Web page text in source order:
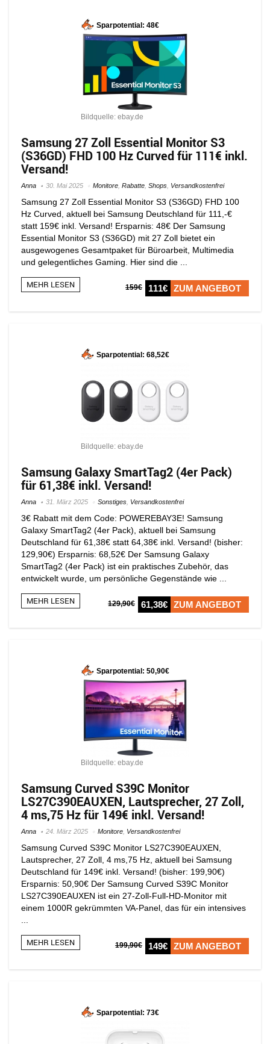
Sparpotential: 48€
Bildquelle: ebay.de
Samsung 27 Zoll Essential Monitor S3
(S36GD) FHD 100 Hz Curved für 111€ inkl.
Versand!
Anna 30. Mai 2025 Monitore Rabatte Shops Versandkostenfrei
Samsung 27 Zoll Essential Monitor S3 (S36GD) FHD 100
Hz Curved, aktuell bei Samsung Deutschland für 111,-€
statt 159€ inkl. Versand! Ersparnis: 48€ Der Samsung
Essential Monitor S3 (S36GD) mit 27 Zoll bietet ein
ausgewogenes Gesamtpaket für Büroarbeit, Multimedia
und gelegentliches Gaming. Hier sind die ...
MEHR LESEN 159€ 111€ ZUM ANGEBOT
Sparpotential: 68,52€
Bildquelle: ebay.de
Samsung Galaxy SmartTag2 (4er Pack)
für 61,38€ inkl. Versand!
Anna 31. März 2025 Sonstiges Versandkostenfrei
3€ Rabatt mit dem Code: POWEREBAY3E! Samsung
Galaxy SmartTag2 (4er Pack), aktuell bei Samsung
Deutschland für 61,38€ statt 64,38€ inkl. Versand! (bisher:
129,90€) Ersparnis: 68,52€ Der Samsung Galaxy
SmartTag2 (4er Pack) ist ein praktisches Zubehör, das
entwickelt wurde, um persönliche Gegenstände wie ...
MEHR LESEN 129,90€ 61,38€ ZUM ANGEBOT
Sparpotential: 50,90€
Bildquelle: ebay.de
Samsung Curved S39C Monitor
LS27C390EAUXEN, Lautsprecher, 27 Zoll,
4 ms,75 Hz für 149€ inkl. Versand!
Anna 24. März 2025 Monitore Versandkostenfrei
Samsung Curved S39C Monitor LS27C390EAUXEN,
Lautsprecher, 27 Zoll, 4 ms,75 Hz, aktuell bei Samsung
Deutschland für 149€ inkl. Versand! (bisher: 199,90€)
Ersparnis: 50,90€ Der Samsung Curved S39C Monitor
LS27C390EAUXEN ist ein 27-Zoll-Full-HD-Monitor mit
einem 1000R gekrümmten VA-Panel, das für ein intensives
MEHR LESEN 199,90€ 149€ ZUM ANGEBOT
Sparpotential: 73€